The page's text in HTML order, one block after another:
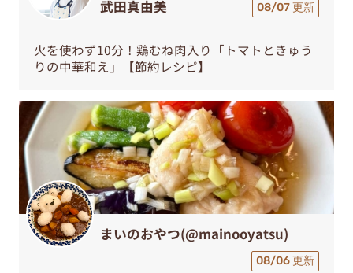
武田真由美 08/07 更新
火を使わず10分！鶏むね肉入り「トマトときゅう
りの中華和え」【節約レシピ】
まいのおやつ(@mainooyatsu)
08/06 更新